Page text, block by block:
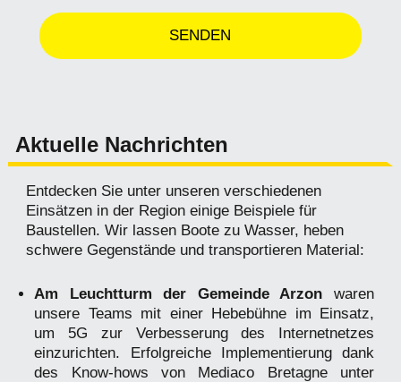
Aktuelle Nachrichten
Entdecken Sie unter unseren verschiedenen
Einsätzen in der Region einige Beispiele für
Baustellen. Wir lassen Boote zu Wasser, heben
schwere Gegenstände und transportieren Material:
Am Leuchtturm der Gemeinde Arzon waren
unsere Teams mit einer Hebebühne im Einsatz,
um 5G zur Verbesserung des Internetnetzes
einzurichten. Erfolgreiche Implementierung dank
des Know-hows von Mediaco Bretagne unter